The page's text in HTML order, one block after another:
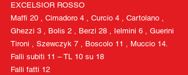
EXCELSIOR ROSSO
Maffi 20 , Cimadoro 4 , Curcio 4 , Cartolano ,
Ghezzi 3 , Bolis 2 , Berzi 28 , Ielmini 6 , Guerini
Tironi , Szewczyk 7 , Boscolo 11 , Muccio 14.
Falli subiti 11 – TL 10 su 18
Falli fatti 12